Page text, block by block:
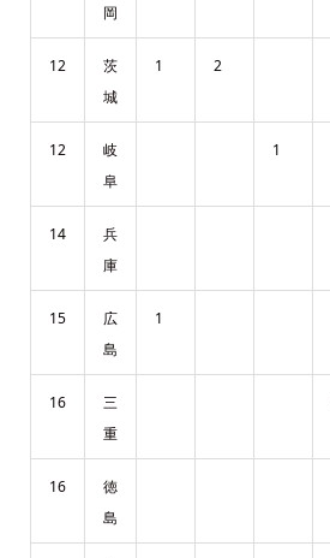
岡
12
茨
城
1 2
12
岐
阜
1
14
兵
庫
15
広
島
1
16
三
重
16
徳
島